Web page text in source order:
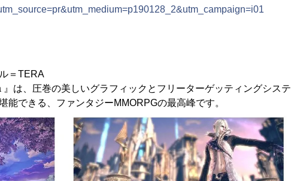
＝TERA
』は、圧巻の美しいグラフィックとフリーターゲッティングシステ
能できる、ファンタジーMMORPGの最高峰です。